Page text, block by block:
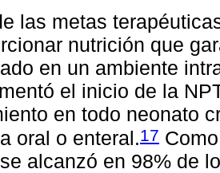
las metas
nutrición que
en un ambiente
el inicio de la
en todo neonato
oral o enteral.17
alcanzó en 98% de